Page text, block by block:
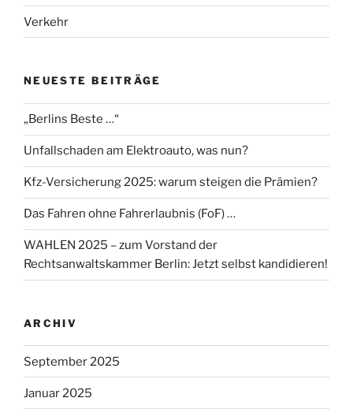
Verkehr
NEUESTE BEITRÄGE
„Berlins Beste …“
Unfallschaden am Elektroauto, was nun?
Kfz-Versicherung 2025: warum steigen die Prämien?
Das Fahren ohne Fahrerlaubnis (FoF) …
WAHLEN 2025 – zum Vorstand der
Rechtsanwaltskammer Berlin: Jetzt selbst kandidieren!
ARCHIV
September 2025
Januar 2025